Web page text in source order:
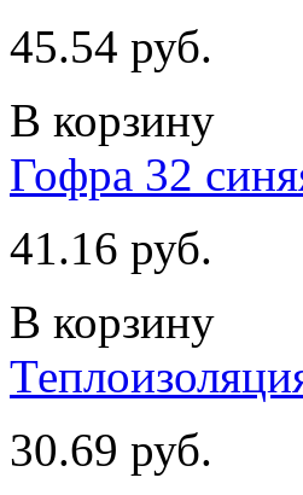
45.54 руб.
В корзину
Гофра 32
41.16 руб.
В корзину
30.69 руб.